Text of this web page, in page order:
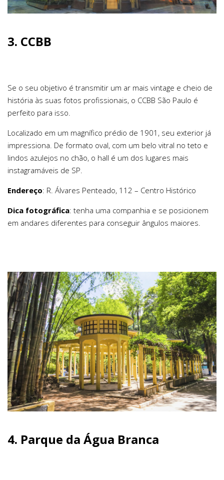
3. CCBB
Se o seu objetivo é transmitir um ar mais vintage e cheio de
história às suas fotos profissionais, o CCBB São Paulo é
perfeito para isso.
Localizado em um magnífico prédio de 1901, seu exterior já
impressiona. De formato oval, com um belo vitral no teto e
lindos azulejos no chão, o hall é um dos lugares mais
instagramáveis de SP.
Endereço: R. Álvares Penteado, 112 – Centro Histórico
Dica fotográfica: tenha uma companhia e se posicionem
em andares diferentes para conseguir ângulos maiores.
4. Parque da Água Branca